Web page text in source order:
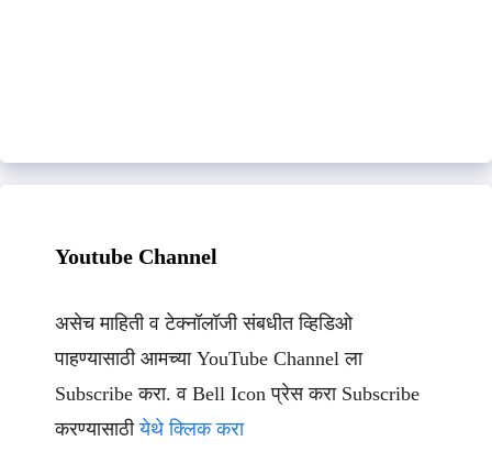
Youtube Channel
असेच माहिती व टेक्नॉलॉजी संबधीत व्हिडिओ
पाहण्यासाठी आमच्या YouTube Channel ला
Subscribe करा. व Bell Icon प्रेस करा Subscribe
करण्यासाठीयेथे क्लिक करा